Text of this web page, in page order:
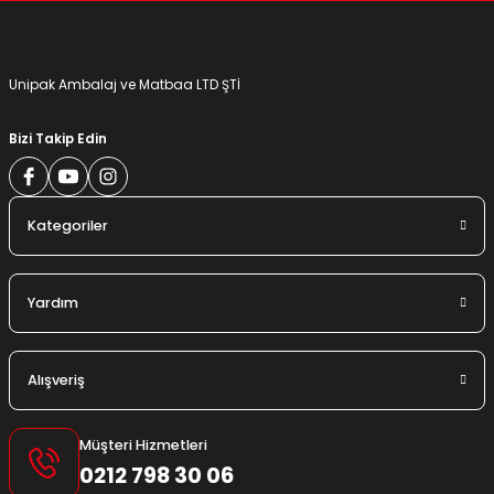
Unipak Ambalaj ve Matbaa LTD ŞTİ
Bizi Takip Edin
Kategoriler
Yardım
Alışveriş
Müşteri Hizmetleri
0212 798 30 06